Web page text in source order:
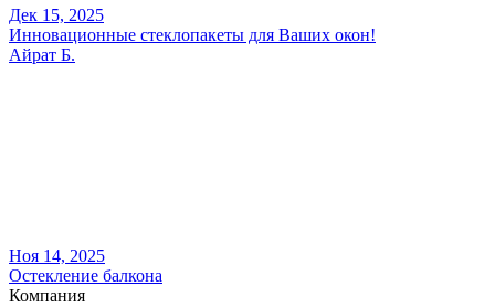
Дек 15, 2025
Инновационные стеклопакеты для Ваших окон!
Айрат Б.
Ноя 14, 2025
Остекление балкона
Компания